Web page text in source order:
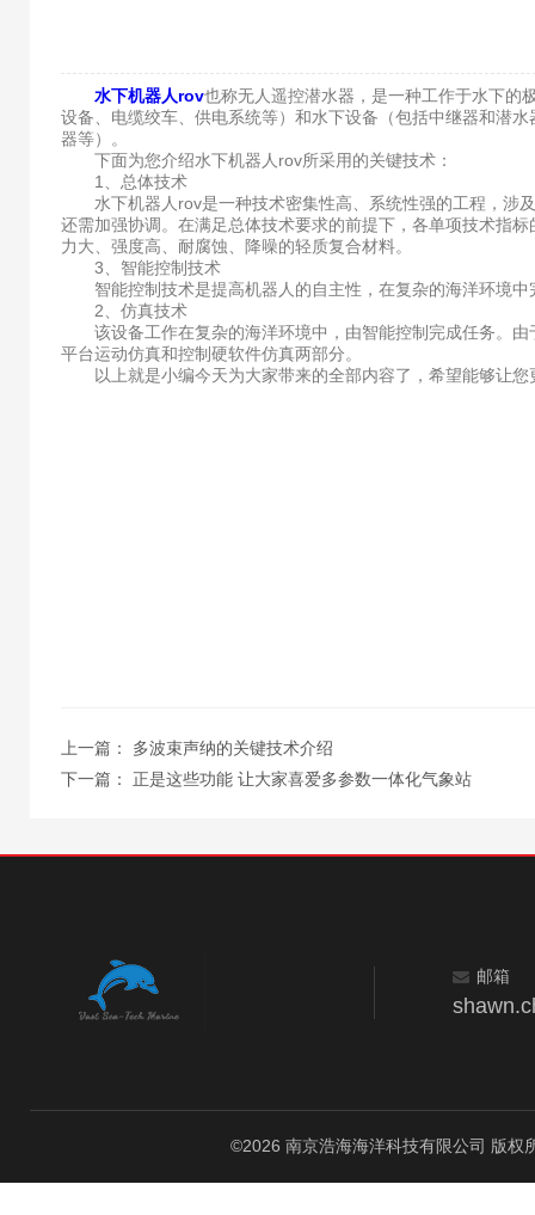
水下机器人rov也称无人遥控潜水器，是一种工作于水下的
设备、电缆绞车、供电系统等）和水下设备（包括中继器和潜
器等）。
下面为您介绍水下机器人rov所采用的关键技术：
1、总体技术
水下机器人rov是一种技术密集性高、系统性强的工程，涉及
还需加强协调。在满足总体技术要求的前提下，各单项技术指
力大、强度高、耐腐蚀、降噪的轻质复合材料。
3、智能控制技术
智能控制技术是提高机器人的自主性，在复杂的海洋环境中
2、仿真技术
该设备工作在复杂的海洋环境中，由智能控制完成任务。由
平台运动仿真和控制硬软件仿真两部分。
以上就是小编今天为大家带来的全部内容了，希望能够让您
上一篇： 多波束声纳的关键技术介绍
下一篇： 正是这些功能 让大家喜爱多参数一体化气象站
邮箱
©2026 南京浩海海洋科技有限公司 版权